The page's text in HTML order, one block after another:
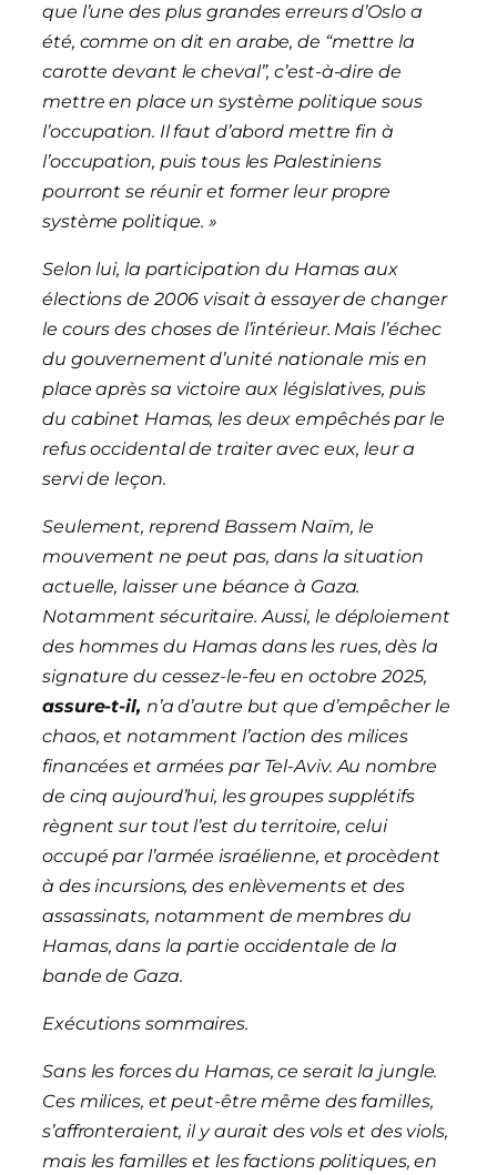
que l’une des plus grandes erreurs d’Oslo a
été, comme on dit en arabe, de “mettre la
carotte devant le cheval”, c’est-à-dire de
mettre en place un système politique sous
l’occupation. Il faut d’abord mettre fin à
l’occupation, puis tous les Palestiniens
pourront se réunir et former leur propre
système politique. »
Selon lui, la participation du Hamas aux
élections de 2006 visait à essayer de changer
le cours des choses de l’intérieur. Mais l’échec
du gouvernement d’unité nationale mis en
place après sa victoire aux législatives, puis
du cabinet Hamas, les deux empêchés par le
refus occidental de traiter avec eux, leur a
servi de leçon.
Seulement, reprend Bassem Naïm, le
mouvement ne peut pas, dans la situation
actuelle, laisser une béance à Gaza.
Notamment sécuritaire. Aussi, le déploiement
des hommes du Hamas dans les rues, dès la
signature du cessez-le-feu en octobre 2025,
assure-t-il, n’a d’autre but que d’empêcher le
chaos, et notamment l’action des milices
financées et armées par Tel-Aviv. Au nombre
de cinq aujourd’hui, les groupes supplétifs
règnent sur tout l’est du territoire, celui
occupé par l’armée israélienne, et procèdent
à des incursions, des enlèvements et des
assassinats, notamment de membres du
Hamas, dans la partie occidentale de la
bande de Gaza.
Exécutions sommaires.
Sans les forces du Hamas, ce serait la jungle.
Ces milices, et peut-être même des familles,
s’affronteraient, il y aurait des vols et des viols,
mais les familles et les factions politiques, en